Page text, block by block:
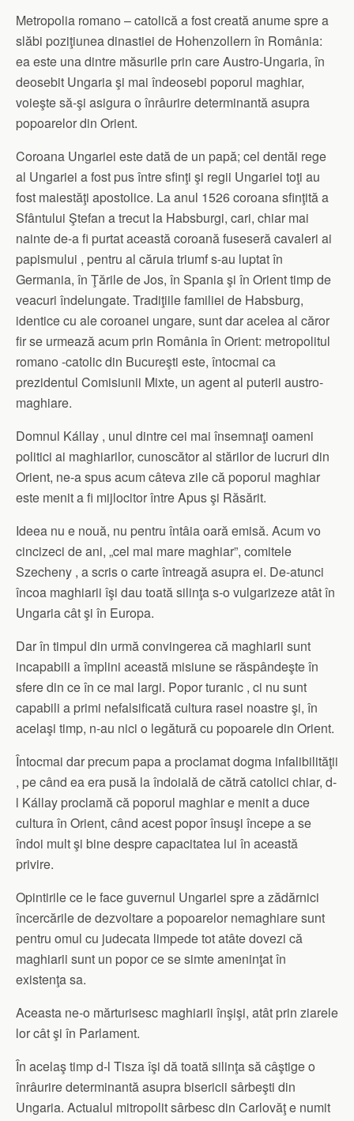
Metropolia romano – catolică a fost creată anume spre a
slăbi poziţiunea dinastiei de Hohenzollern în România:
ea este una dintre măsurile prin care Austro-Ungaria, în
deosebit Ungaria şi mai îndeosebi poporul maghiar,
voieşte să-şi asigura o înrâurire determinantă asupra
popoarelor din Orient.
Coroana Ungariei este dată de un papă; cel dentăi rege
al Ungariei a fost pus între sfinţi şi regii Ungariei toţi au
fost maiestăţi apostolice. La anul 1526 coroana sfinţită a
Sfântului Ştefan a trecut la Habsburgi, cari, chiar mai
nainte de-a fi purtat această coroană fuseseră cavaleri ai
papismului , pentru al căruia triumf s-au luptat în
Germania, în Ţările de Jos, în Spania şi în Orient timp de
veacuri îndelungate. Tradiţiile familiei de Habsburg,
identice cu ale coroanei ungare, sunt dar acelea al căror
fir se urmează acum prin România în Orient: metropolitul
romano -catolic din Bucureşti este, întocmai ca
prezidentul Comisiunii Mixte, un agent al puterii austro-
maghiare.
Domnul Kállay , unul dintre cei mai însemnaţi oameni
politici ai maghiarilor, cunoscător al stărilor de lucruri din
Orient, ne-a spus acum câteva zile că poporul maghiar
este menit a fi mijlocitor între Apus şi Răsărit.
Ideea nu e nouă, nu pentru întâia oară emisă. Acum vo
cincizeci de ani, „cel mai mare maghiar”, comitele
Szecheny , a scris o carte întreagă asupra ei. De-atunci
încoa maghiarii îşi dau toată silinţa s-o vulgarizeze atât în
Ungaria cât şi în Europa.
Dar în timpul din urmă convingerea că maghiarii sunt
incapabili a împlini această misiune se răspândeşte în
sfere din ce în ce mai largi. Popor turanic , ci nu sunt
capabili a primi nefalsificată cultura rasei noastre şi, în
acelaşi timp, n-au nici o legătură cu popoarele din Orient.
Întocmai dar precum papa a proclamat dogma infalibilităţii
, pe când ea era pusă la îndoială de cătră catolici chiar, d-
l Kállay proclamă că poporul maghiar e menit a duce
cultura în Orient, când acest popor însuşi începe a se
îndoi mult şi bine despre capacitatea lui în această
privire.
Opintirile ce le face guvernul Ungariei spre a zădărnici
încercările de dezvoltare a popoarelor nemaghiare sunt
pentru omul cu judecata limpede tot atâte dovezi că
maghiarii sunt un popor ce se simte ameninţat în
existenţa sa.
Aceasta ne-o mărturisesc maghiarii înşişi, atât prin ziarele
lor cât şi în Parlament.
În acelaş timp d-l Tisza îşi dă toată silinţa să câştige o
înrâurire determinantă asupra bisericii sârbeşti din
Ungaria. Actualul mitropolit sârbesc din Carlovăţ e numit